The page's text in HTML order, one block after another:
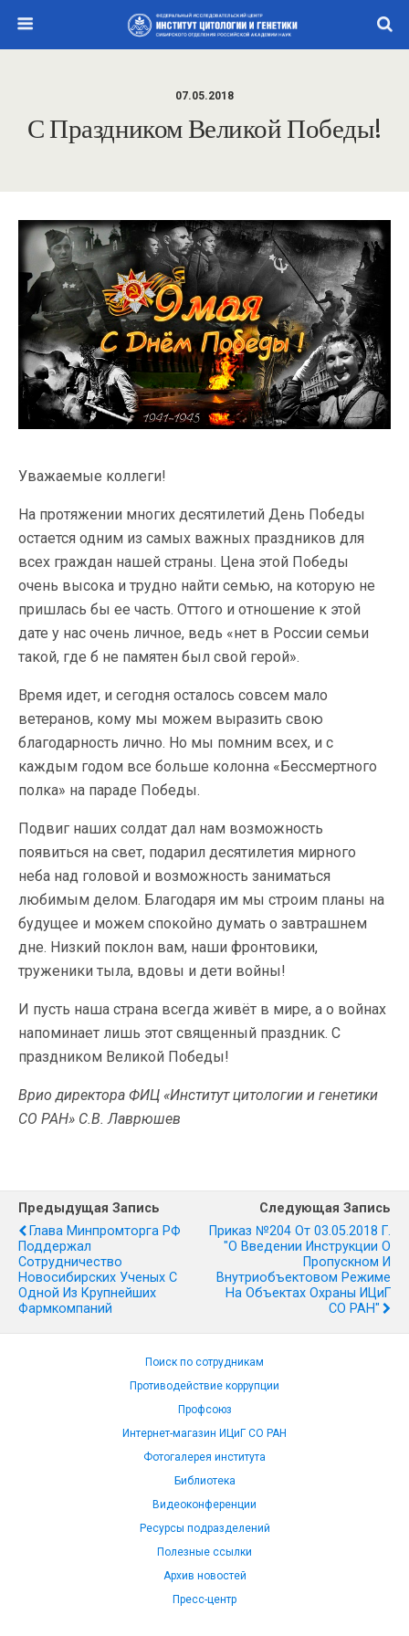
07.05.2018
С Праздником Великой Победы!
Уважаемые коллеги!
На протяжении многих десятилетий День Победы
остается одним из самых важных праздников для
всех граждан нашей страны. Цена этой Победы
очень высока и трудно найти семью, на которую не
пришлась бы ее часть. Оттого и отношение к этой
дате у нас очень личное, ведь «нет в России семьи
такой, где б не памятен был свой герой».
Время идет, и сегодня осталось совсем мало
ветеранов, кому мы можем выразить свою
благодарность лично. Но мы помним всех, и с
каждым годом все больше колонна «Бессмертного
полка» на параде Победы.
Подвиг наших солдат дал нам возможность
появиться на свет, подарил десятилетия мирного
неба над головой и возможность заниматься
любимым делом. Благодаря им мы строим планы на
будущее и можем спокойно думать о завтрашнем
дне. Низкий поклон вам, наши фронтовики,
труженики тыла, вдовы и дети войны!
И пусть наша страна всегда живёт в мире, а о войнах
напоминает лишь этот священный праздник. С
праздником Великой Победы!
Врио директора ФИЦ «Институт цитологии и генетики
СО РАН» С.В. Лаврюшев
Предыдущая Запись
Глава Минпромторга РФ
Поддержал
Сотрудничество
Новосибирских Ученых С
Одной Из Крупнейших
Фармкомпаний
Следующая Запись
Приказ №204 От 03.05.2018 Г.
"О Введении Инструкции О
Пропускном И
Внутриобъектовом Режиме
На Объектах Охраны ИЦиГ
СО РАН"
Поиск по сотрудникам
Противодействие коррупции
Профсоюз
Интернет-магазин ИЦиГ СО РАН
Фотогалерея института
Библиотека
Видеоконференции
Ресурсы подразделений
Полезные ссылки
Архив новостей
Пресс-центр